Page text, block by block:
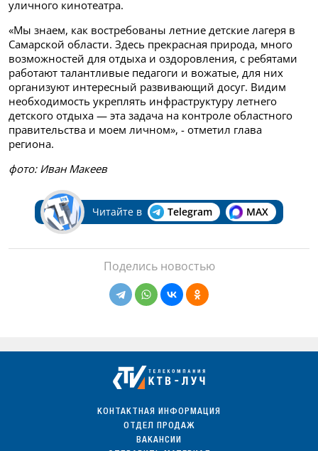
уличного кинотеатра.
«Мы знаем, как востребованы летние детские лагеря в
Самарской области. Здесь прекрасная природа, много
возможностей для отдыха и оздоровления, с ребятами
работают талантливые педагоги и вожатые, для них
организуют интересный развивающий досуг. Видим
необходимость укреплять инфраструктуру летнего
детского отдыха — эта задача на контроле областного
правительства и моем личном», - отметил глава
региона.
фото: Иван Макеев
Читайте в Telegram MAX
Поделись новостью
КОНТАКТНАЯ ИНФОРМАЦИЯ
ОТДЕЛ ПРОДАЖ
ВАКАНСИИ